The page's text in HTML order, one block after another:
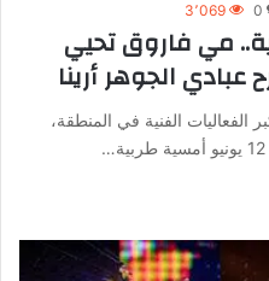
0 3٬069
مي فاروق تحيي
الجوهر أرينا
الفنية في المنطقة،